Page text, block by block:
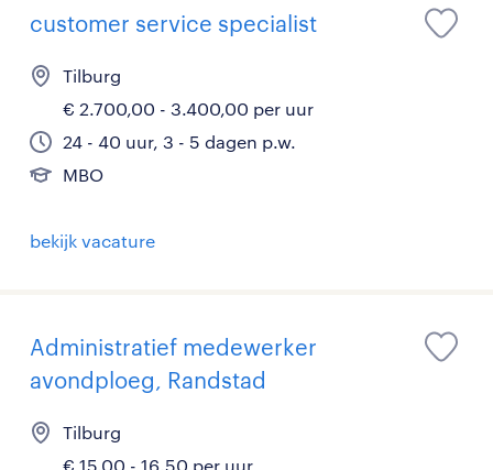
customer service specialist
Tilburg
€ 2.700,00 - 3.400,00 per uur
24 - 40 uur, 3 - 5 dagen p.w.
MBO
bekijk vacature
Administratief medewerker
avondploeg, Randstad
Tilburg
€ 15,00 - 16,50 per uur